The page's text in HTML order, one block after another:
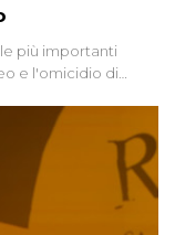
più importanti
e l'omicidio di